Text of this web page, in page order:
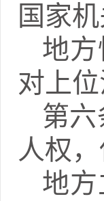
国家
地
对上
第
人权
地